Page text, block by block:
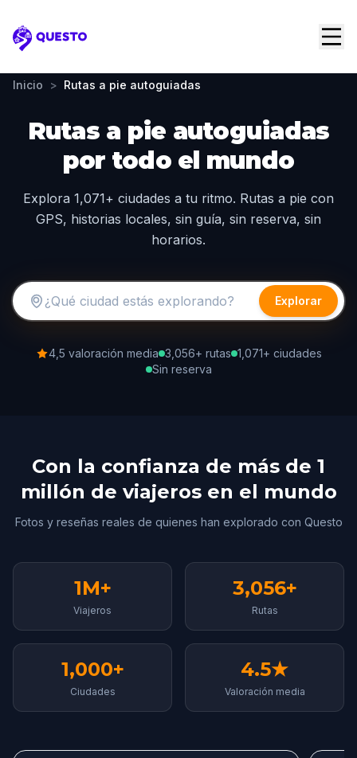
Questo
Inicio > Rutas a pie autoguiadas
Rutas a pie autoguiadas
por todo el mundo
Explora 1,071+ ciudades a tu ritmo. Rutas a pie con
GPS, historias locales, sin guía, sin reserva, sin
horarios.
Explorar
4,5 valoración media 3,056+ rutas 1,071+ ciudades
Sin reserva
Con la confianza de más de 1
millón de viajeros en el mundo
Fotos y reseñas reales de quienes han explorado con Questo
1M+
Viajeros
3,056+
Rutas
1,000+
Ciudades
4.5★
Valoración media